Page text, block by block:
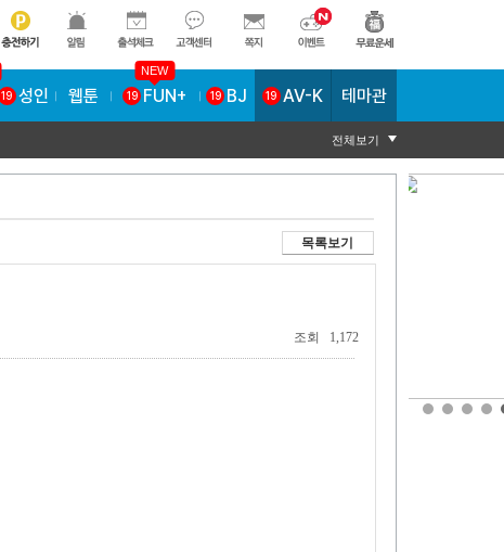
19 성인 웹툰 19 FUN+
NEW
19 BJ 19 AV-K 테마관
전체보기
목록보기
조회 1,172